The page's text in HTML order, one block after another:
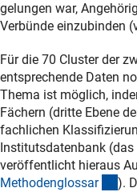
gelungen war,
Verbünde einzubinden
Für die 70 Cluster der
entsprechende Daten
Thema ist möglich,
Fächern (dritte Ebene
fachlichen
Institutsdatenbank
veröffentlicht hieraus
Methodenglossar
).